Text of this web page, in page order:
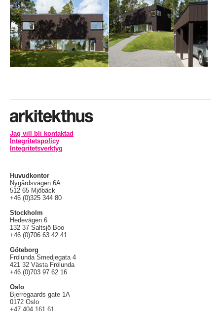
Jag vill bli kontaktad
Integritetspolicy
Integritetsverktyg
Huvudkontor
Nygårdsvägen 6A
512 65 Mjöbäck
+46 (0)325 344 80
Stockholm
Hedevägen 6
132 37 Saltsjö Boo
+46 (0)706 63 42 41
Göteborg
Frölunda Smedjegata 4
421 32 Västa Frölunda
+46 (0)703 97 62 16
Oslo
Bjerregaards gate 1A
0172 Oslo
+47 404 161 61